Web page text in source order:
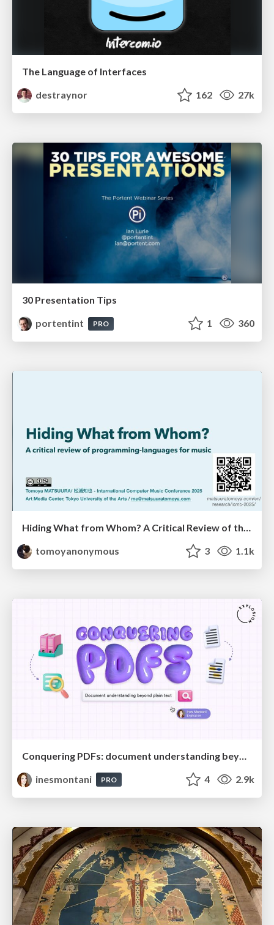
The Language of Interfaces
destraynor
162 27k
30 Presentation Tips
portentint
PRO 1 360
Hiding What from Whom? A Critical Review of the History of Programming languages for Music
tomoyanonymous
3 1.1k
inesmontani
PRO 4 2.9k